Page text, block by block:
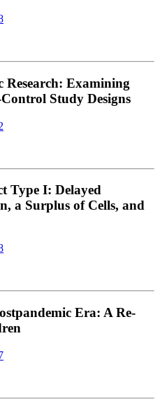
Research: Examining
Study Designs
Type I: Delayed
a Surplus of Cells, and
Era: A Re-